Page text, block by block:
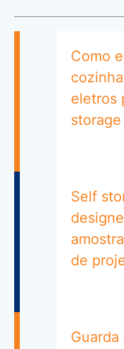
Como
eletros
storage
Self
de